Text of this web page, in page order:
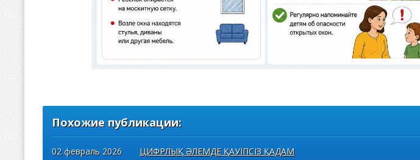
Похожие публикации:
02 февраль 2026
ЦИФРЛЫҚ ӘЛЕМДЕ ҚАУІПСІЗ ҚАДАМ